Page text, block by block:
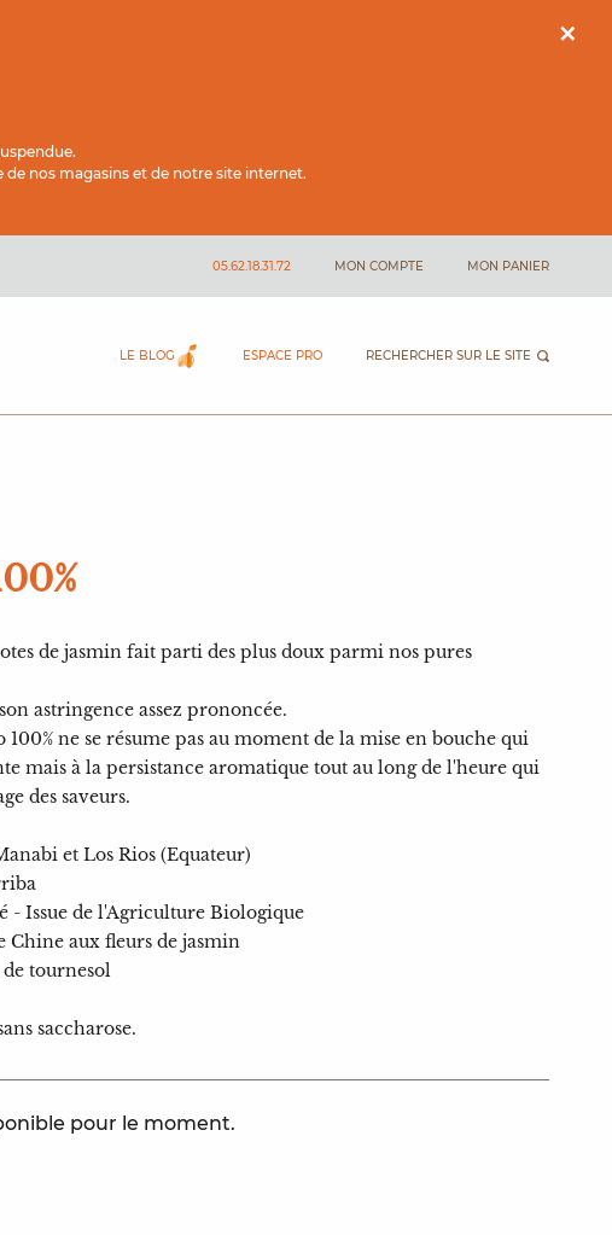
nos magasins et de notre site internet.
×
05.62.18.31.72 MON COMPTE MON PANIER
LE BLOG ESPACE PRO RECHERCHER SUR LE SITE
de jasmin fait parti des plus doux parmi nos pures
astringence assez prononcée.
100% ne se résume pas au moment de la mise en bouche qui
mais à la persistance aromatique tout au long de l'heure qui
des saveurs.
et Los Rios (Equateur)
- Issue de l'Agriculture Biologique
Chine aux fleurs de jasmin
tournesol
saccharose.
pour le moment.